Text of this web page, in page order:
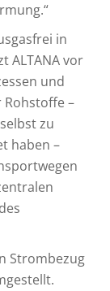
in
ALTANA vor
und
Rohstoffe –
zu
haben –
Strombezug